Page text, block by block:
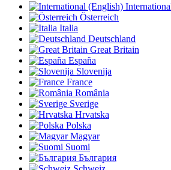
Österreich
Italia
Deutschland
Great Britain
España
Slovenija
France
România
Sverige
Hrvatska
Polska
Magyar
Suomi
България